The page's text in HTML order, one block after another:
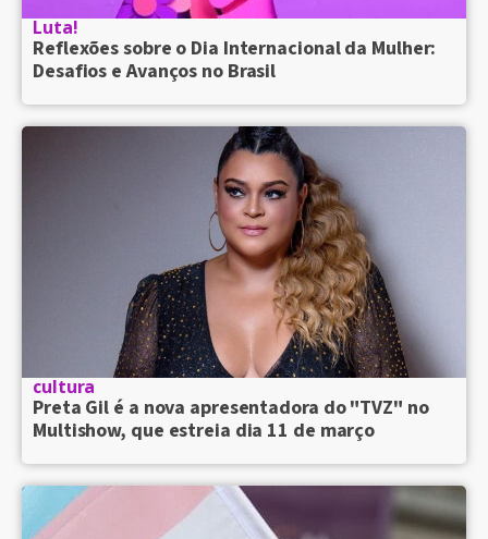
Luta!
Reflexões sobre o Dia Internacional da Mulher:
Desafios e Avanços no Brasil
cultura
Preta Gil é a nova apresentadora do "TVZ" no
Multishow, que estreia dia 11 de março